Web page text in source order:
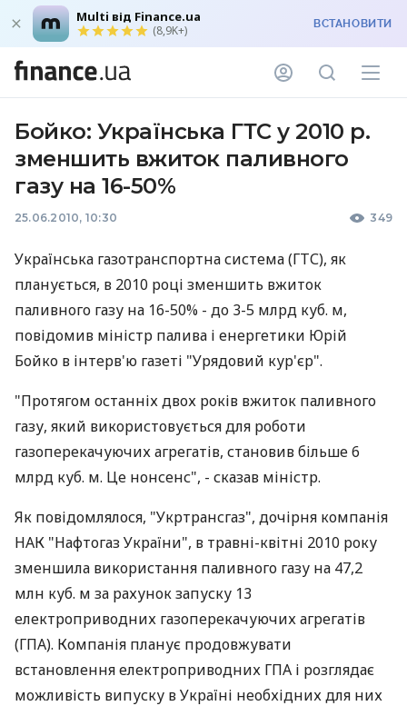
Multi від Finance.ua
(8,9K+) ВСТАНОВИТИ
Бойко: Українська ГТС у 2010 р.
зменшить вжиток паливного
газу на 16-50%
25.06.2010, 10:30 349
Українська газотранспортна система (ГТС), як
планується, в 2010 році зменшить вжиток
паливного газу на 16-50% - до 3-5 млрд куб. м,
повідомив міністр палива і енергетики Юрій
Бойко в інтерв'ю газеті "Урядовий кур'єр".
"Протягом останніх двох років вжиток паливного
газу, який використовується для роботи
газоперекачуючих агрегатів, становив більше 6
млрд куб. м. Це нонсенс", - сказав міністр.
Як повідомлялося, "Укртрансгаз", дочірня компанія
НАК "Нафтогаз України", в травні-квітні 2010 року
зменшила використання паливного газу на 47,2
млн куб. м за рахунок запуску 13
електроприводних газоперекачуючих агрегатів
(ГПА). Компанія планує продовжувати
встановлення електроприводних ГПА і розглядає
можливість випуску в Україні необхідних для них